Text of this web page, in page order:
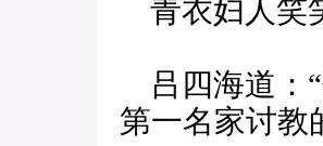
青衣妇人笑
吕四海道：
第一名家讨教